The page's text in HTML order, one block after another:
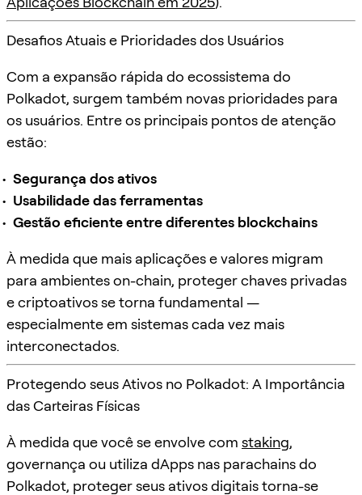
Desafios Atuais e Prioridades dos Usuários
Com a expansão rápida do ecossistema do
Polkadot, surgem também novas prioridades para
os usuários. Entre os principais pontos de atenção
estão:
Segurança dos ativos
Usabilidade das ferramentas
Gestão eficiente entre diferentes blockchains
À medida que mais aplicações e valores migram
para ambientes on-chain, proteger chaves privadas
e criptoativos se torna fundamental —
especialmente em sistemas cada vez mais
interconectados.
Protegendo seus Ativos no Polkadot: A Importância
das Carteiras Físicas
À medida que você se envolve com staking,
governança ou utiliza dApps nas parachains do
Polkadot, proteger seus ativos digitais torna-se